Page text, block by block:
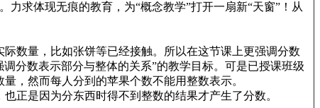
求体现无痕的教育，为“概念教学”打开一扇新“天窗”！从
数量，比如张饼等已经接触。所以在这节课上更强调分数
分数表示部分与整体的关系”的教学目标。可是已授课班级
，然而每人分到的苹果个数不能用整数表示。
正是因为分东西时得不到整数的结果才产生了分数。